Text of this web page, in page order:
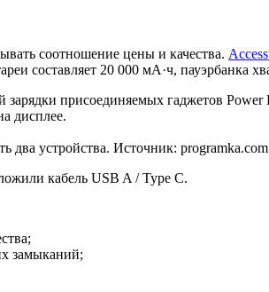
соотношение цены и качества.
составляет 20 000 мА·ч, пауэрбанка
присоединяемых гаджетов
дисплее.
два устройства. Источник:
кабель USB A / Type C.
замыканий;